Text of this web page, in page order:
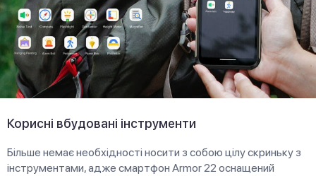
Корисні вбудовані інструменти
Більше немає необхідності носити з собою цілу скриньку з
інструментами, адже смартфон Armor 22 оснащений